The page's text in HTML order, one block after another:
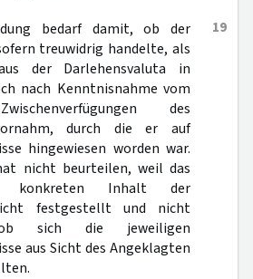
19
bedarf damit, ob der
treuwidrig handelte, als
der Darlehensvaluta in
nach Kenntnisnahme vom
des
durch die er auf
hingewiesen worden war.
nicht beurteilen, weil das
konkreten Inhalt der
festgestellt und nicht
sich die jeweiligen
aus Sicht des Angeklagten